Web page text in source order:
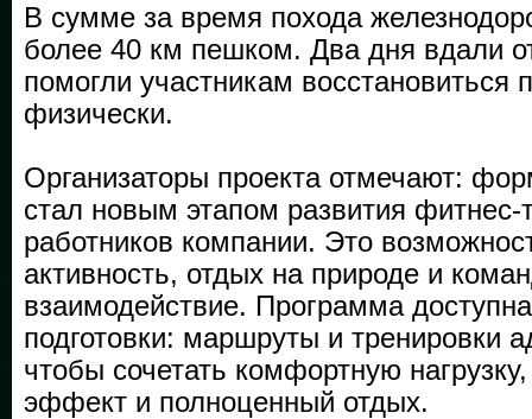
В сумме за время похода
более 40 км пешком. Два дня вдали
помогли участникам восстановиться
физически.
Организаторы проекта отмечают:
стал новым этапом развития фитнес-
работников компании. Это
активность, отдых на природе и
взаимодействие. Программа
подготовки: маршруты и тренировки
чтобы сочетать комфортную
эффект и полноценный отдых.